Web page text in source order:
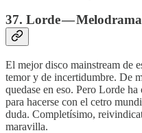
37. Lorde — Melodrama
El mejor disco mainstream de
temor y de incertidumbre. De
quedase en eso. Pero Lorde
para hacerse con el cetro
duda. Completísimo,
maravilla.